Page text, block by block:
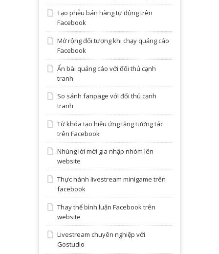
Tạo phễu bán hàng tự động trên
Facebook
Mở rộng đối tượng khi chạy quảng cáo
Facebook
Ẩn bài quảng cáo với đối thủ cạnh
tranh
So sánh fanpage với đối thủ cạnh
tranh
Từ khóa tạo hiệu ứng tăng tương tác
trên Facebook
Nhúng lời mời gia nhập nhóm lên
website
Thực hành livestream minigame trên
facebook
Thay thế bình luận Facebook trên
website
Livestream chuyên nghiệp với
Gostudio